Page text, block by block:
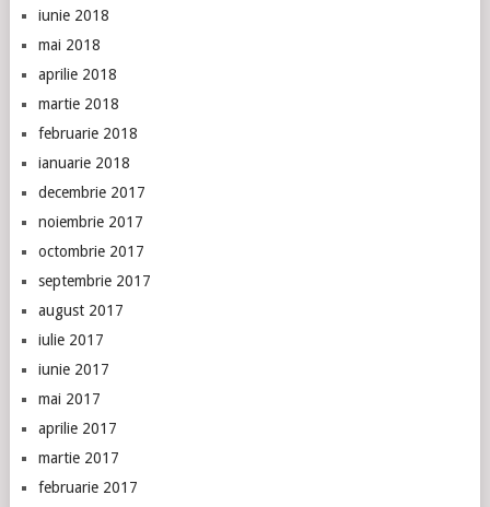
iunie 2018
mai 2018
aprilie 2018
martie 2018
februarie 2018
ianuarie 2018
decembrie 2017
noiembrie 2017
octombrie 2017
septembrie 2017
august 2017
iulie 2017
iunie 2017
mai 2017
aprilie 2017
martie 2017
februarie 2017